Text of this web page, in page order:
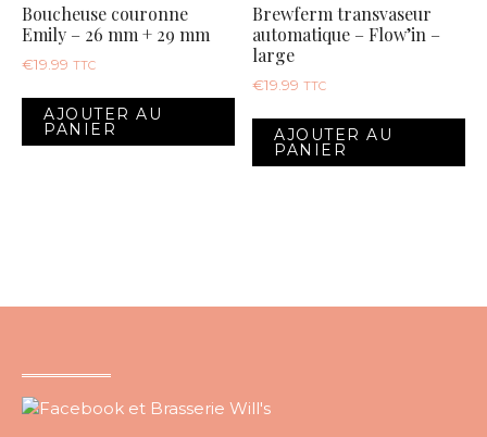
Boucheuse couronne
Emily – 26 mm + 29 mm
€19.99 TTC
AJOUTER AU
PANIER
Brewferm transvaseur
automatique – Flow’in –
large
€19.99 TTC
AJOUTER AU
PANIER